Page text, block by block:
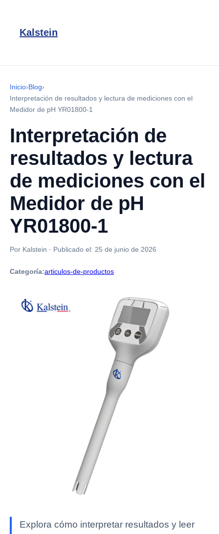
Kalstein
Inicio›Blog›
Interpretación de resultados y lectura de mediciones con el
Medidor de pH YR01800-1
Interpretación de
resultados y lectura
de mediciones con el
Medidor de pH
YR01800-1
Por Kalstein · Publicado el: 25 de junio de 2026
Categoría:articulos-de-productos
Explora cómo interpretar resultados y leer